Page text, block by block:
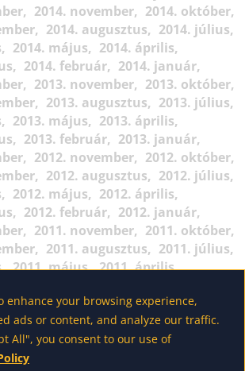
enhance your browsing experience,
ads or content, and analyze our traffic.
All", you consent to our use of
2014. november
2014. október
2014. augusztus
2014. július
2014. május
2014. április
2014. február
2014. január
2013. november
2013. október
2013. augusztus
2013. július
2013. május
2013. április
2013. február
2013. január
2012. november
2012. október
2012. augusztus
2012. július
2012. május
2012. április
2012. február
2012. január
2011. november
2011. október
2011. augusztus
2011. július
2011. május
2011. április
2010. november
2010. október
2010. augusztus
2010. július
2010. május
2010. április
2010. február